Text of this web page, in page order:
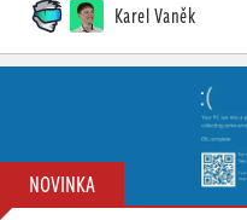
Karel Vaněk
NOVINKA